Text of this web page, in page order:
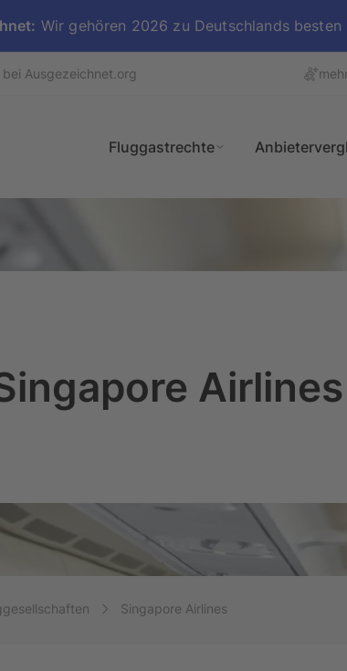
Wir gehören 2026 zu Deutschlands besten
Ausgezeichnet.org
Header
Fluggastrechte
Technischer Defekt am
Flugzeug
Außergewöhnliche
Airlines
Singapore Airlines